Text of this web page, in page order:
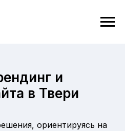
и
в Твери
ориентируясь на